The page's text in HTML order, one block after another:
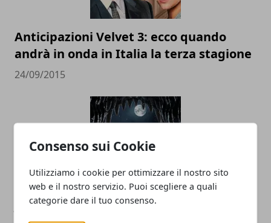
Consenso sui Cookie
Utilizziamo i cookie per ottimizzare il nostro sito
web e il nostro servizio. Puoi scegliere a quali
categorie dare il tuo consenso.
Anticipazioni Velvet 3: ecco quando
andrà in onda in Italia la terza stagione
24/09/2015
Jurassic World, al cinema l'ultimo